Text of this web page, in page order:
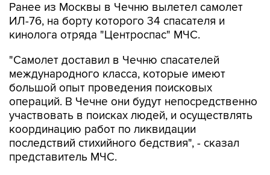
Ранее из Москвы в Чечню вылетел самолет
ИЛ-76, на борту которого 34 спасателя и
кинолога отряда "Центроспас" МЧС.
"Самолет доставил в Чечню спасателей
международного класса, которые имеют
большой опыт проведения поисковых
операций. В Чечне они будут непосредственно
участвовать в поисках людей, и осуществлять
координацию работ по ликвидации
последствий стихийного бедствия", - сказал
представитель МЧС.